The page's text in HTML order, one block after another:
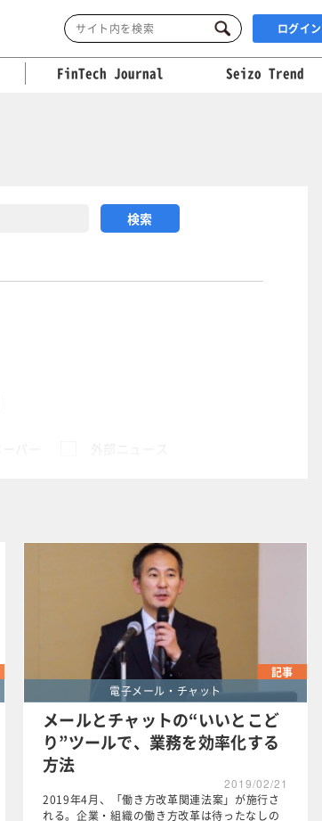
ログイン
FinTech Journal Seizo Trend
×
記事
電子メール・チャット
メールとチャットの“いいとこど
り”ツールで、業務を効率化する
方法
2019/02/21
2019年4月、「働き方改革関連法案」が施行さ
れる。企業・組織の働き方改革は待ったなしの